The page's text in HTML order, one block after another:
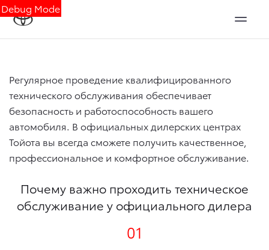
Debug Mode
Регулярное проведение квалифицированного
технического обслуживания обеспечивает
безопасность и работоспособность вашего
автомобиля. В официальных дилерских центрах
Тойота вы всегда сможете получить качественное,
профессиональное и комфортное обслуживание.
Почему важно проходить техническое
обслуживание у официального дилера
01